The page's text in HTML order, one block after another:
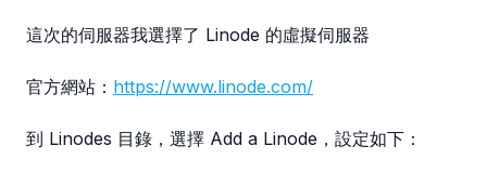
這次的伺服器我選擇了 Linode 的虛擬伺服器
官方網站： https://www.linode.com/
到 Linodes 目錄，選擇 Add a Linode，設定如下：